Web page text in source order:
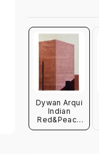
Dywan Arqui
Indian
Red&Peach
170X240 Cm